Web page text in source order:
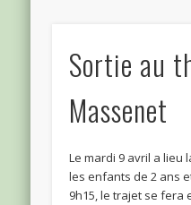
Sortie au
Massenet
Le mardi 9 avril a lieu
les enfants de 2 ans
9h15, le trajet se fera